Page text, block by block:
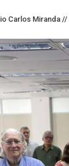
Carlos Miranda //